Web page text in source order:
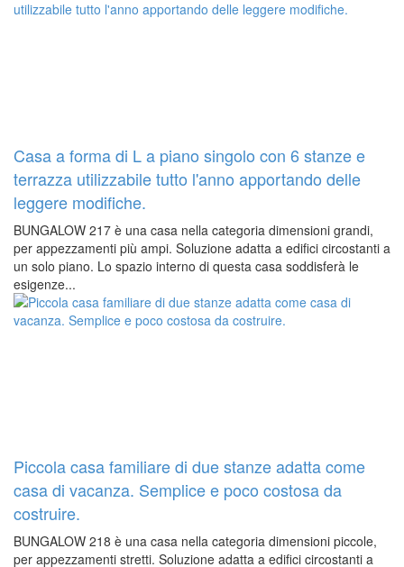
Casa a forma di L a piano singolo con 6 stanze e
terrazza utilizzabile tutto l'anno apportando delle
leggere modifiche.
BUNGALOW 217 è una casa nella categoria dimensioni grandi,
per appezzamenti più ampi. Soluzione adatta a edifici circostanti a
un solo piano. Lo spazio interno di questa casa soddisferà le
esigenze...
Piccola casa familiare di due stanze adatta come
casa di vacanza. Semplice e poco costosa da
costruire.
BUNGALOW 218 è una casa nella categoria dimensioni piccole,
per appezzamenti stretti. Soluzione adatta a edifici circostanti a